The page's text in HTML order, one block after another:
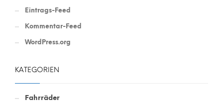
Eintrags-Feed
Kommentar-Feed
WordPress.org
KATEGORIEN
Fahrräder